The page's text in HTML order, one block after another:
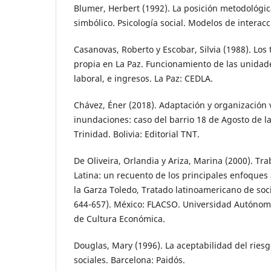
Blumer, Herbert (1992). La posición
simbólico. Psicología social. Modelos de
Casanovas, Roberto y Escobar, Silvia (1988).
propia en La Paz. Funcionamiento de las
laboral, e ingresos. La Paz: CEDLA.
Chávez, Éner (2018). Adaptación y organización
inundaciones: caso del barrio 18 de Agosto de
Trinidad. Bolivia: Editorial TNT.
De Oliveira, Orlandia y Ariza, Marina (2000).
Latina: un recuento de los principales enfoques
la Garza Toledo, Tratado latinoamericano de
644-657). México: FLACSO. Universidad
de Cultura Económica.
Douglas, Mary (1996). La aceptabilidad del
sociales. Barcelona: Paidós.